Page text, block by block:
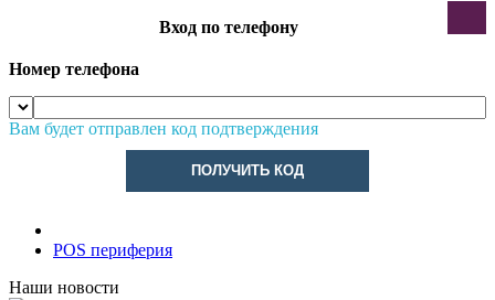
Вход по телефону
Номер телефона
Вам будет отправлен код подтверждения
ПОЛУЧИТЬ КОД
POS периферия
Наши новости